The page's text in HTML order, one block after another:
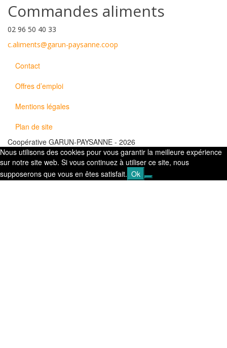
Commandes aliments
02 96 50 40 33
c.aliments@garun-paysanne.coop
Contact
Offres d’emploi
Mentions légales
Plan de site
Coopérative GARUN-PAYSANNE - 2026
Nous utilisons des cookies pour vous garantir la meilleure expérience
sur notre site web. Si vous continuez à utiliser ce site, nous
supposerons que vous en êtes satisfait. Ok